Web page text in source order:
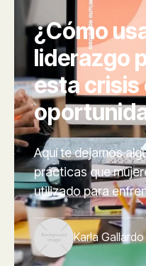
¿Cómo
liderazgo
esta crisis
Aquí te dejamos
prácticas que
utilizado para
Karla Gallardo